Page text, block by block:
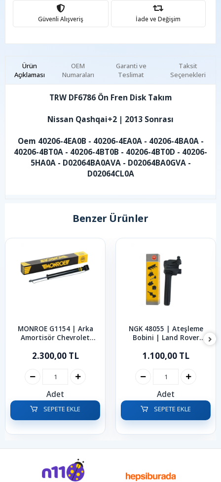
Güvenli Alışveriş İade ve Değişim
Ürün
Açıklaması
Garanti ve
Teslimat
Taksit
Seçenekleri
OEM
Numaraları
TRW DF6786 Ön Fren Disk Takım
Nissan Qashqai+2 | 2013 Sonrası
Oem 40206-4EA0B - 40206-4EA0A - 40206-4BA0A -
40206-4BT0A - 40206-4BT0B - 40206-4BT0D - 40206-
5HA0A - D02064BA0AVA - D02064BA0GVA -
D02064CL0A
Benzer Ürünler
MONROE G1154 | Arka
Amortisör Chevrolet
2.300,00 TL
Adet
SEPETE EKLE
NGK 48055 | Ateşleme
Bobini | Land Rover
1.100,00 TL
Adet
SEPETE EKLE